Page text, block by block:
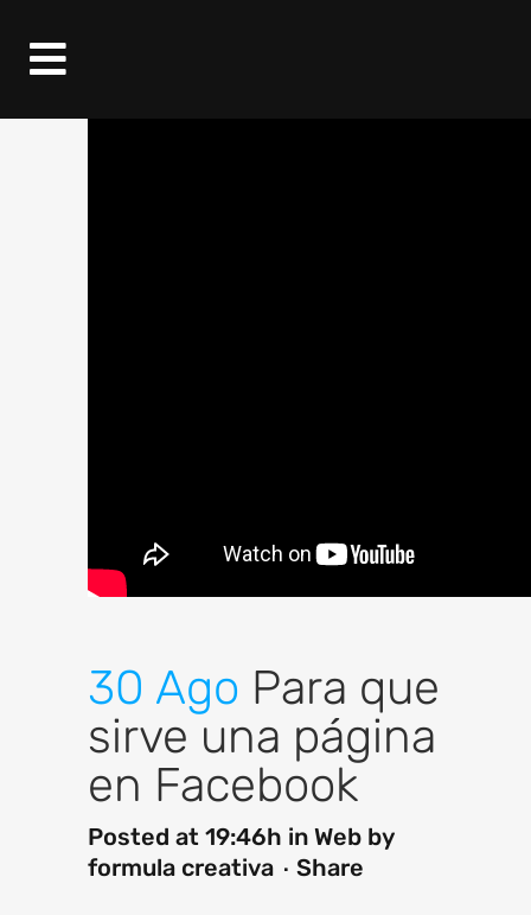
30 Ago Para que
sirve una página
en Facebook
Posted at 19:46h in Web by
formula creativa
Share